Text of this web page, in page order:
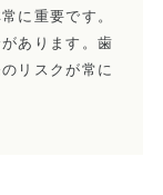
に重要です。
あります。歯
リスクが常に